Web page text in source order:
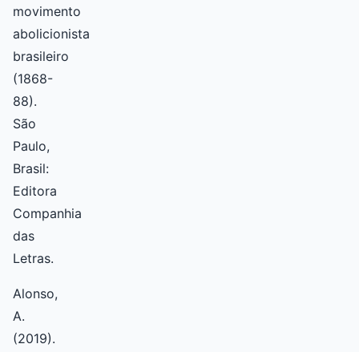
movimento
abolicionista
brasileiro
(1868-
88).
São
Paulo,
Brasil:
Editora
Companhia
das
Letras.
Alonso,
A.
(2019).